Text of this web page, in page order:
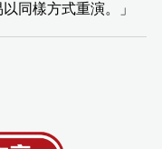
同樣方式重演。」